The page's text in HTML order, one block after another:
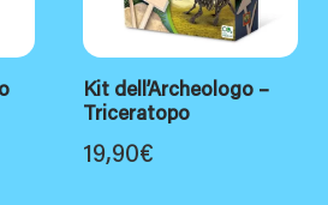
Kit dell’Archeologo –
Triceratopo
19,90€